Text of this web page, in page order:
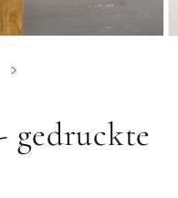
gedruckte